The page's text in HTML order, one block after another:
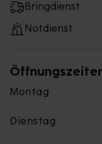
Bringdienst
Notdienst
Montag
Dienstag